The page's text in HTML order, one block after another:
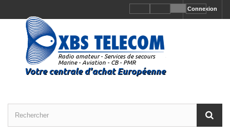
Connexion